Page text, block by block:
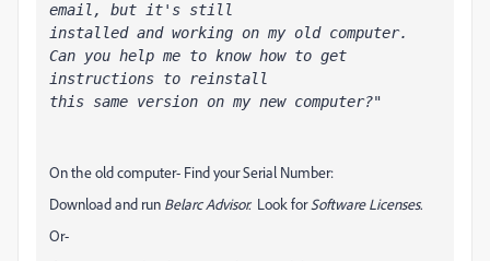
email, but it's still
installed and working on my old computer.
Can you help me to know how to get
instructions to reinstall
this same version on my new computer?"
On the old computer- Find your Serial Number:
Download and run Belarc Advisor. Look forSoftware Licenses.
Or-